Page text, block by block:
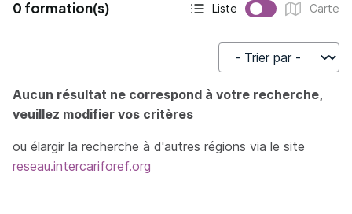
0 formation(s)
Affichage actif :
Liste
Affichage :
Carte
Trier par
Aucun résultat ne correspond à votre recherche,
veuillez modifier vos critères
ou élargir la recherche à d'autres régions via le site
reseau.intercariforef.org